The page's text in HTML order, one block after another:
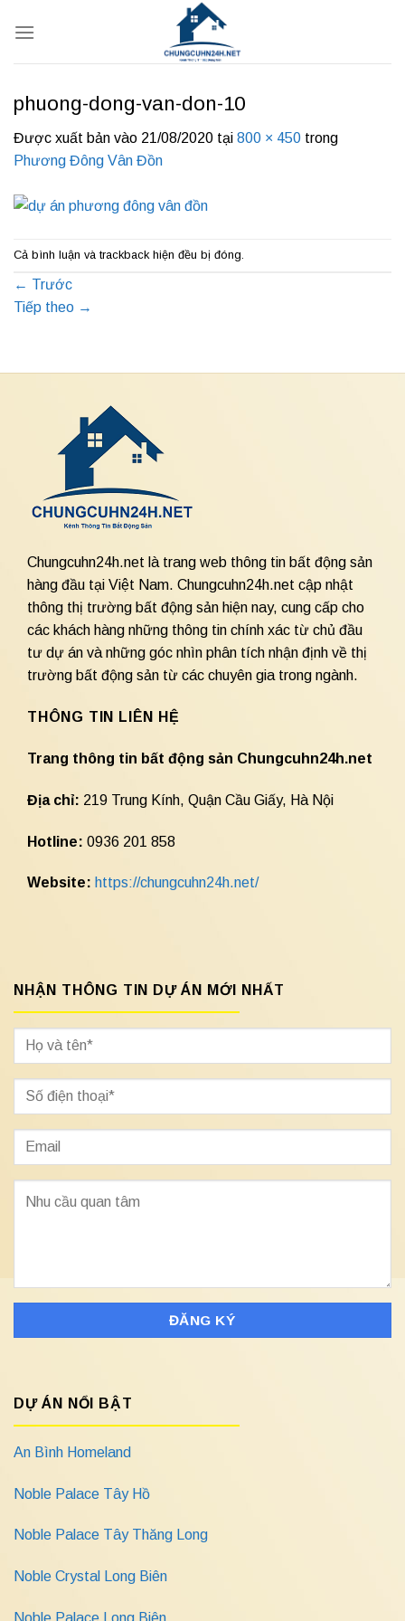
qua
phuong-dong-van-don-10
Được xuất bản vào 21/08/2020 tại 800 × 450 trong
Phương Đông Vân Đồn
Cả bình luận và trackback hiện đều bị đóng.
← Trước
Tiếp theo →
Chungcuhn24h.net là trang web thông tin bất động sản
hàng đầu tại Việt Nam. Chungcuhn24h.net cập nhật
thông thị trường bất động sản hiện nay, cung cấp cho
các khách hàng những thông tin chính xác từ chủ đầu
tư dự án và những góc nhìn phân tích nhận định về thị
trường bất động sản từ các chuyên gia trong ngành.
THÔNG TIN LIÊN HỆ
Trang thông tin bất động sản Chungcuhn24h.net
Địa chỉ: 219 Trung Kính, Quận Cầu Giấy, Hà Nội
Hotline: 0936 201 858
Website: https://chungcuhn24h.net/
NHẬN THÔNG TIN DỰ ÁN MỚI NHẤT
DỰ ÁN NỔI BẬT
An Bình Homeland
Noble Palace Tây Hồ
Noble Palace Tây Thăng Long
Noble Crystal Long Biên
Noble Palace Long Biên